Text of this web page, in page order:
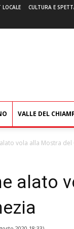
LOCALE CULTURA E
VALLE DEL
vola alla Mostra del
alato